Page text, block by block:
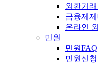
외환거
금융제
온라인
민원
민원FAQ
민원신청